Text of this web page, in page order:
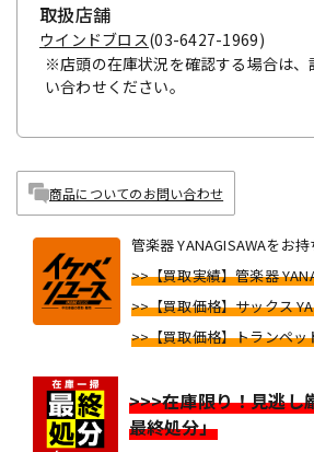
取扱店舗
ウインドブロス(03-6427-1969)
※店頭の在庫状況を確認する場合は、
い合わせください。
商品についてのお問い合わせ
管楽器 YANAGISAWAをお
>>【買取実績】管楽器
>>【買取価格】サックス
>>【買取価格】トランペッ
>>>在庫限り！見逃し
最終処分」